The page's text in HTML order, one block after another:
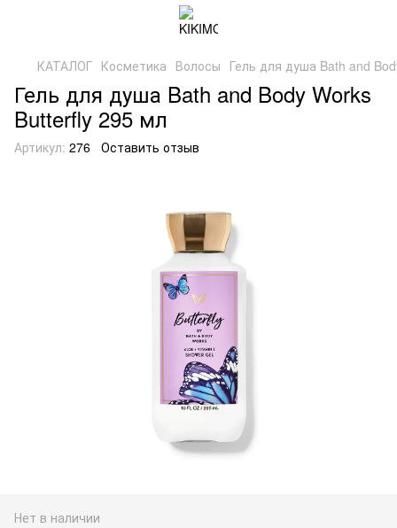
КАТАЛОГ Косметика Волосы Гель для душа Bath and
Гель для душа Bath and Body Works
Butterfly 295 мл
Артикул: 276 Оставить отзыв
Нет в наличии